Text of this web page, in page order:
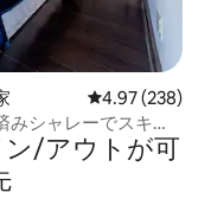
レビュー238
4.97 (238)
みシャレーでスキー
しめます
/アウトが可